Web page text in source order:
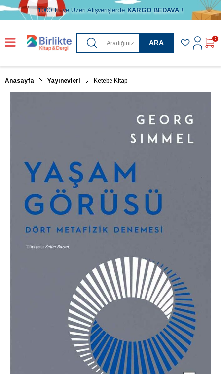
1000 TL ve Üzeri Alışverişlerde KARGO BEDAVA !
ARA
0
Anasayfa Yayınevleri Ketebe Kitap